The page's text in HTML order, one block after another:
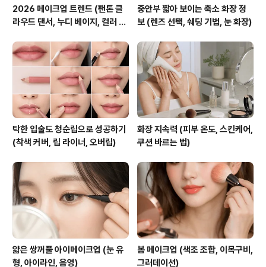
2026 메이크업 트렌드 (팬톤 클
라우드 댄서, 누디 베이지, 컬러 전
중안부 짧아 보이는 축소 화장 정
보 (렌즈 선택, 쉐딩 기법, 눈 화장)
탁한 입술도 청순립으로 성공하기
(착색 커버, 립 라이너, 오버립)
화장 지속력 (피부 온도, 스킨케어,
쿠션 바르는 법)
얇은 쌍꺼풀 아이메이크업 (눈 유
형, 아이라인, 음영)
봄 메이크업 (색조 조합, 이목구비,
그러데이션)